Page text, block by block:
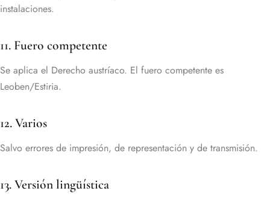
instalaciones.
11. Fuero competente
Se aplica el Derecho austríaco. El fuero competente es
Leoben/Estiria.
12. Varios
Salvo errores de impresión, de representación y de transmisión.
13. Versión lingüística